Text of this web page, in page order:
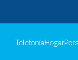
TelefoníaHogar